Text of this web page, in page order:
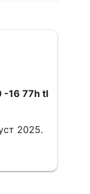
-16 77h tl
2025.